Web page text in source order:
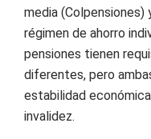
media (Colpensiones)
régimen de ahorro
pensiones tienen
diferentes, pero
estabilidad
invalidez.